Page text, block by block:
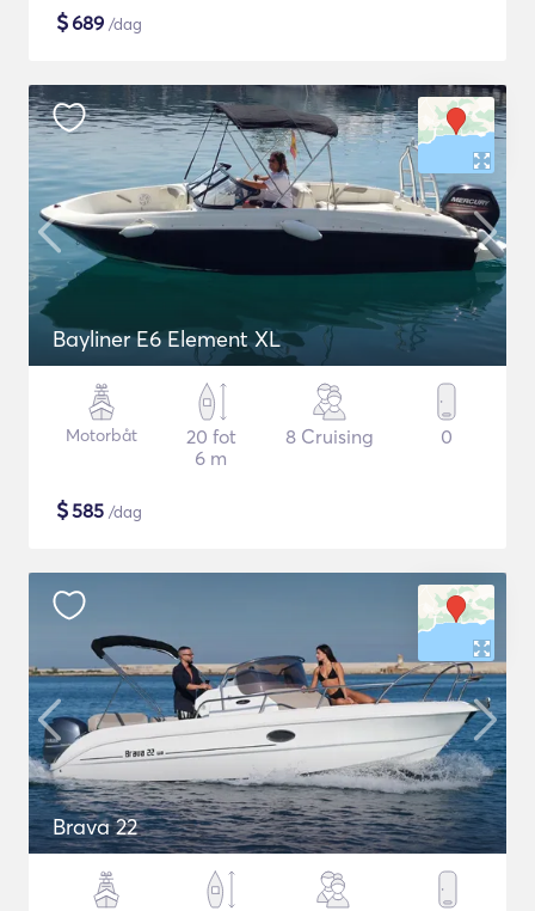
$689 /dag
Bayliner E6 Element XL
Motorbåt
20 fot
6 m
8 Cruising 0
$585 /dag
Brava 22